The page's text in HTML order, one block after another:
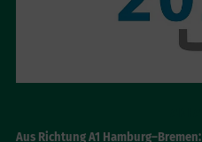
Aus Richtung A1 Hamburg–Bremen: